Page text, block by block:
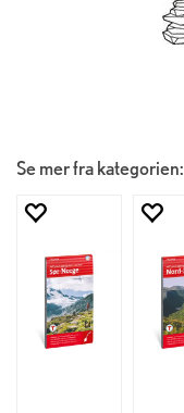
Se mer fra kategorien: